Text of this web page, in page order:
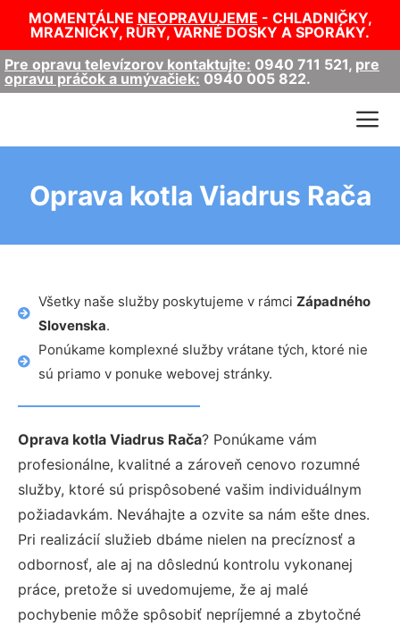
MOMENTÁLNE NEOPRAVUJEME - CHLADNIČKY,
MRAZNIČKY, RÚRY, VARNÉ DOSKY A SPORÁKY.
Pre opravu televízorov kontaktujte: 0940 711 521, pre
opravu práčok a umývačiek: 0940 005 822.
Oprava kotla Viadrus Rača
Všetky naše služby poskytujeme v rámci Západného
Slovenska.
Ponúkame komplexné služby vrátane tých, ktoré nie
sú priamo v ponuke webovej stránky.
Oprava kotla Viadrus Rača? Ponúkame vám
profesionálne, kvalitné a zároveň cenovo rozumné
služby, ktoré sú prispôsobené vašim individuálnym
požiadavkám. Neváhajte a ozvite sa nám ešte dnes.
Pri realizácií služieb dbáme nielen na precíznosť a
odbornosť, ale aj na dôslednú kontrolu vykonanej
práce, pretože si uvedomujeme, že aj malé
pochybenie môže spôsobiť nepríjemné a zbytočné